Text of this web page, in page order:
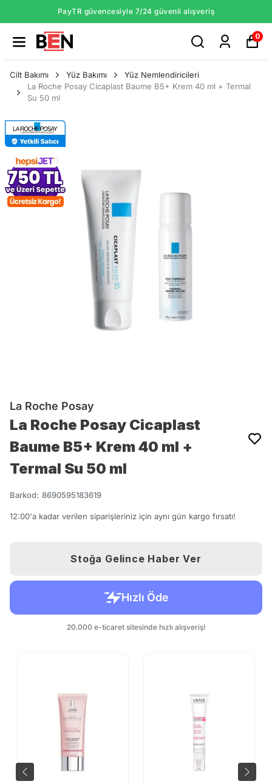
PayTR güvencesiyle 7/24 güvenli alışveriş
0
Cilt Bakımı Yüz Bakımı
Yüz Nemlendiricileri
La Roche Posay Cicaplast Baume B5+ Krem 40 ml + Termal
Su 50 ml
La Roche Posay
La Roche Posay Cicaplast
Baume B5+ Krem 40 ml +
Termal Su 50 ml
Barkod: 8690595183619
12:00'a kadar verilen siparişleriniz için aynı gün kargo fırsatı!
Stoğa Gelince Haber Ver